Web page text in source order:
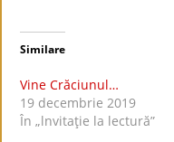
Similare
Vine Crăciunul…
19 decembrie 2019
În „lnvitaţie la lectură”